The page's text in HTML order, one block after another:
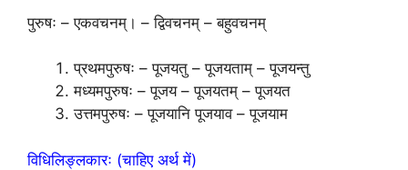
पुरुषः – एकवचनम्। – द्विवचनम् – बहुवचनम्
प्रथमपुरुषः – पूजयतु – पूजयताम् – पूजयन्तु
मध्यमपुरुषः – पूजय – पूजयतम् – पूजयत
उत्तमपुरुषः – पूजयानि पूजयाव – पूजयाम
विधिलिङ्लकारः (चाहिए अर्थ में)